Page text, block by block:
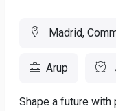
Madrid,
Arup
Shape a future with